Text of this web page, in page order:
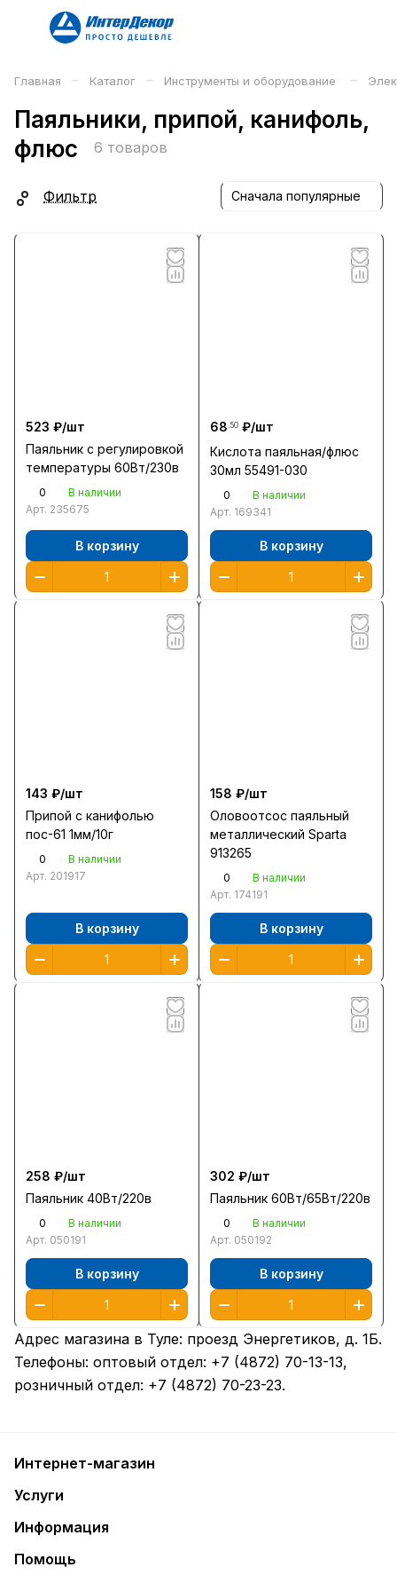
Главная – Каталог – Инструменты и оборудование –
Паяльники, припой, канифоль,
флюс
6 товаров
Фильтр Сначала популярные
523 ₽/шт
Паяльник с регулировкой
температуры 60Вт/230в
0
В наличии
Арт. 235675
В корзину
68.50 ₽/шт
Кислота паяльная/флюс
30мл 55491-030
0
В наличии
Арт. 169341
В корзину
143 ₽/шт
Припой с канифолью
пос-61 1мм/10г
0
В наличии
Арт. 201917
В корзину
158 ₽/шт
Оловоотсос паяльный
металлический Sparta
913265
0
В наличии
Арт. 174191
В корзину
258 ₽/шт
Паяльник 40Вт/220в
0
В наличии
Арт. 050191
В корзину
302 ₽/шт
Паяльник 60Вт/65Вт/220в
0
В наличии
Арт. 050192
В корзину
Адрес магазина в Туле: проезд Энергетиков, д. 1Б.
Телефоны: оптовый отдел: +7 (4872) 70-13-13,
розничный отдел: +7 (4872) 70-23-23.
Интернет-магазин
Услуги
Информация
Помощь